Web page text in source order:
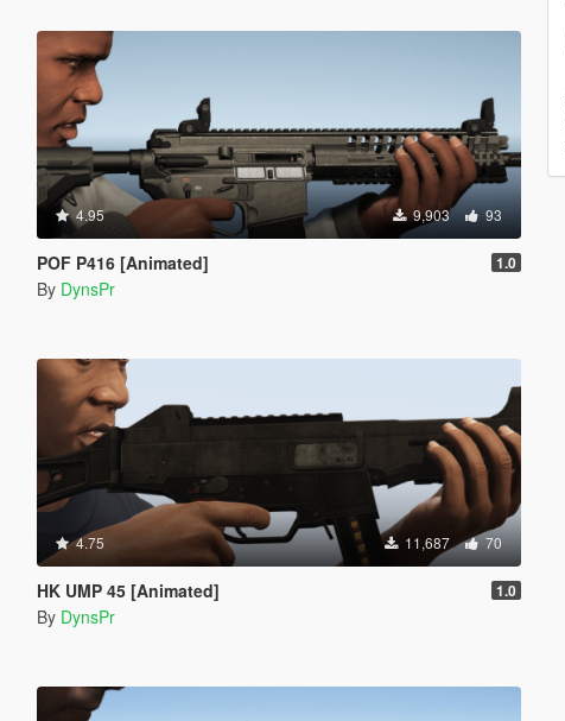
4.95 9,903 93
POF P416 [Animated] 1.0
By DynsPr
4.75 11,687 70
HK UMP 45 [Animated] 1.0
By DynsPr